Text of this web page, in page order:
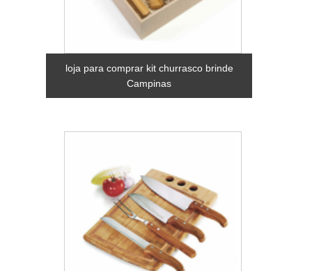
loja para comprar kit churrasco brinde
Campinas